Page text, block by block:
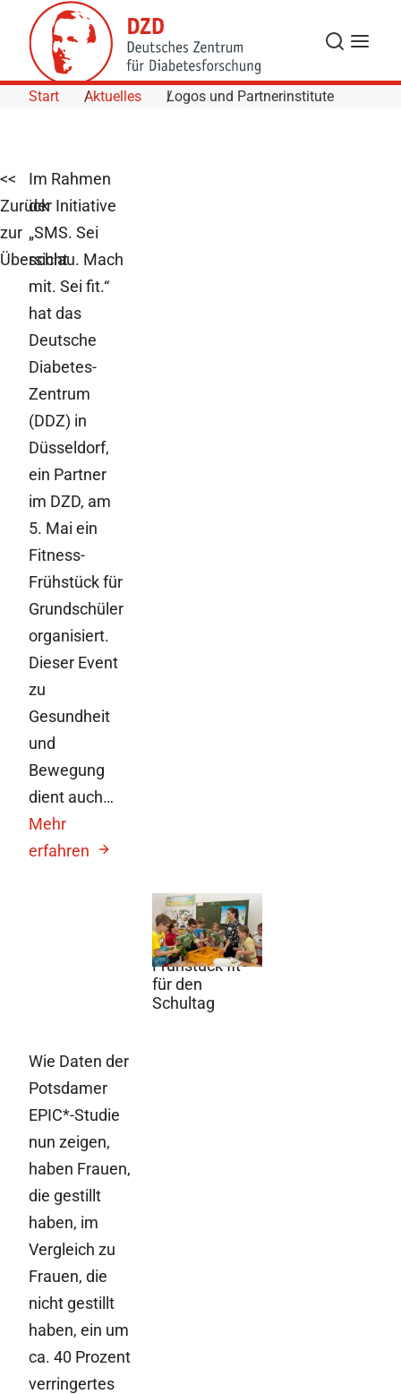
Skip to Content
Suche
Start Aktuelles Logos und Partnerinstitute
<<
Zurück
zur
Übersicht
12. Mai 2014
Mit einem
ausgewogenen
Frühstück fit
für den
Schultag
Im Rahmen
der Initiative
„SMS. Sei
schlau. Mach
mit. Sei fit.“
hat das
Deutsche
Diabetes-
Zentrum
(DDZ) in
Düsseldorf,
ein Partner
im DZD, am
5. Mai ein
Fitness-
Frühstück für
Grundschüler
organisiert.
Dieser Event
zu
Gesundheit
und
Bewegung
dient auch…
Mehr
erfahren
Wie Daten der
Potsdamer
EPIC*-Studie
nun zeigen,
haben Frauen,
die gestillt
haben, im
Vergleich zu
Frauen, die
nicht gestillt
haben, ein um
ca. 40 Prozent
verringertes